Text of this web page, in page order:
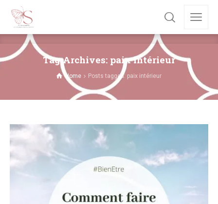
Tag Archives: paix intérieur
Home Posts tagged: paix intérieur